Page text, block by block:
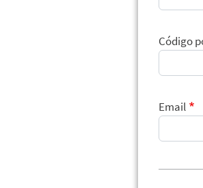
Código
Email